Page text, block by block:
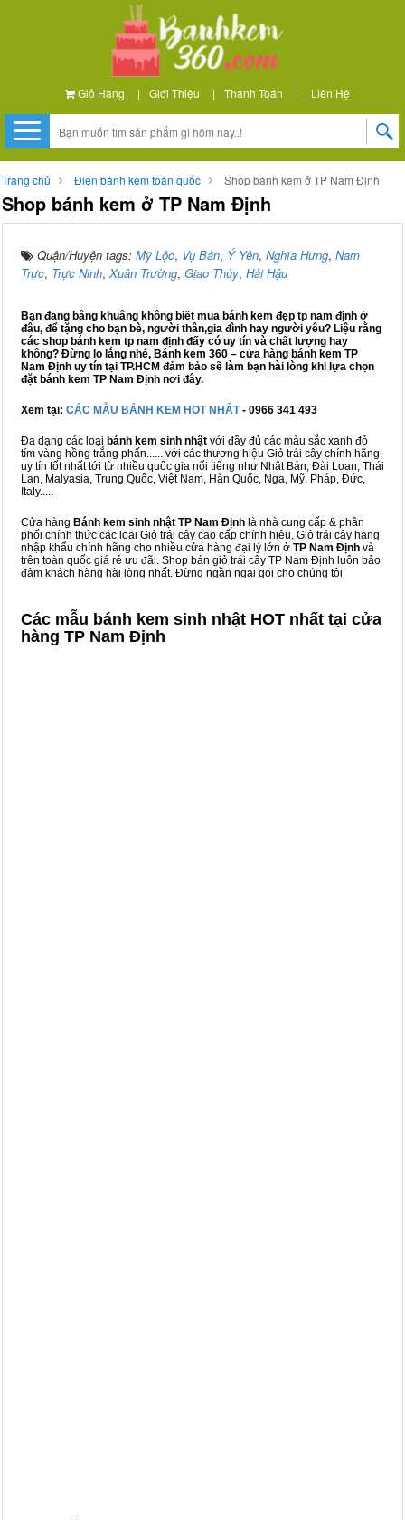
Giỏ Hàng | Giới Thiệu | Thanh Toán | Liên Hệ
Trang chủ Điện bánh kem toàn quốc Shop bánh kem ở TP Nam Định
Shop bánh kem ở TP Nam Định
Quận/Huyện tags: Mỹ Lộc, Vụ Bản, Ý Yên, Nghĩa Hưng, Nam
Trực, Trực Ninh, Xuân Trường, Giao Thủy, Hải Hậu
Bạn đang bâng khuâng không biết mua bánh kem đẹp tp nam định ở
đâu, để tặng cho bạn bè, người thân,gia đình hay người yêu? Liệu rằng
các shop bánh kem tp nam định đấy có uy tín và chất lượng hay
không? Đừng lo lắng nhé, Bánh kem 360 – cửa hàng bánh kem TP
Nam Định uy tín tại TP.HCM đảm bảo sẽ làm bạn hài lòng khi lựa chọn
đặt bánh kem TP Nam Định nơi đây.
Xem tại: CÁC MẪU BÁNH KEM HOT NHẤT- 0966 341 493
Đa dạng các loại bánh kem sinh nhật với đầy đủ các màu sắc xanh đỏ
tím vàng hồng trắng phấn...... với các thương hiệu Giỏ trái cây chính hãng
uy tín tốt nhất tới từ nhiều quốc gia nổi tiếng như Nhật Bản, Đài Loan, Thái
Lan, Malyasia, Trung Quốc, Việt Nam, Hàn Quốc, Nga, Mỹ, Pháp, Đức,
Italy.....
Cửa hàng Bánh kem sinh nhật TP Nam Định là nhà cung cấp & phân
phối chính thức các loại Giỏ trái cây cao cấp chính hiệu, Giỏ trái cây hàng
nhập khẩu chính hãng cho nhiều cửa hàng đại lý lớn ở TP Nam Định và
trên toàn quốc giá rẻ ưu đãi. Shop bán giỏ trái cây TP Nam Định luôn bảo
đảm khách hàng hài lòng nhất. Đừng ngần ngại gọi cho chúng tôi
Các mẫu bánh kem sinh nhật HOT nhất tại cửa
hàng TP Nam Định